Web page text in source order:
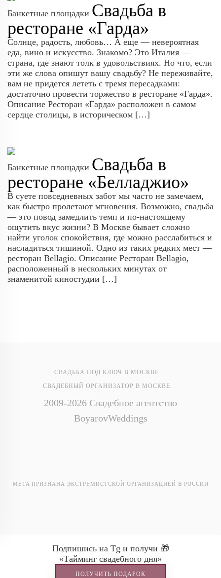
Банкетные площадки Свадьба в
ресторане «Гарда»
Солнце, радость, любовь… А еще — невероятная
еда, вино и искусство. Знакомо? Это Италия —
страна, где знают толк в удовольствиях. Но что, если
эти же слова опишут вашу свадьбу? Не переживайте,
вам не придется лететь с тремя пересадками:
достаточно провести торжество в ресторане «Гарда».
Описание Ресторан «Гарда» расположен в самом
сердце столицы, в историческом […]
Банкетные площадки Свадьба в
ресторане «Белладжио»
В суете повседневных забот мы часто не замечаем,
как быстро пролетают мгновения. Возможно, свадьба
— это повод замедлить темп и по-настоящему
ощутить вкус жизни? В Москве бывает сложно
найти уголок спокойствия, где можно расслабиться и
насладиться тишиной. Одно из таких редких мест —
ресторан Bellagio. Описание Ресторан Bellagio,
расположенный в нескольких минутах от
знаменитой киностудии […]
СВАДЬБА ПОД КЛЮЧ В МОСКВЕ
СВАДЕБНЫЙ ОРГАНИЗАТОР В МОСКВЕ
2009-2026 Свадебное агентство
BoyarovWeddings
META ПРИЗНАНА ЭКСТРЕМИСТСКОЙ ОРГАНИЗАЦИЕЙ В РОССИИ
Подпишись на Tg и получи 🎁
«Тайминг свадебного дня»
ПОЛУЧИТЬ ПОДАРОК